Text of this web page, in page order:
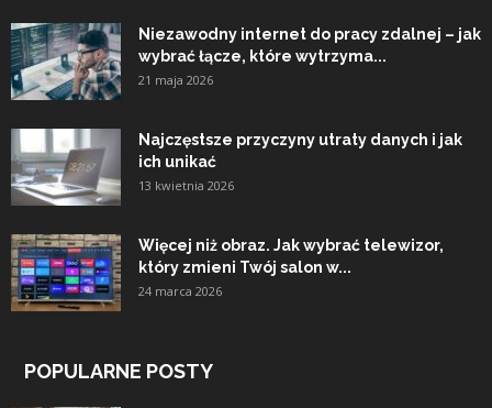
Niezawodny internet do pracy zdalnej – jak
wybrać łącze, które wytrzyma...
21 maja 2026
Najczęstsze przyczyny utraty danych i jak
ich unikać
13 kwietnia 2026
Więcej niż obraz. Jak wybrać telewizor,
który zmieni Twój salon w...
24 marca 2026
POPULARNE POSTY